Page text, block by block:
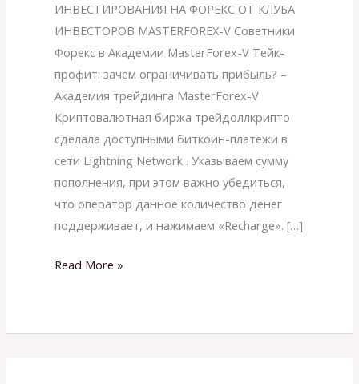
ИНВЕСТИРОВАНИЯ НА ФОРЕКС ОТ КЛУБА
ИНВЕСТОРОВ MASTERFOREX-V Советники
Форекс в Академии MasterForex-V Тейк-
профит: зачем ограничивать прибыль? –
Академия трейдинга MasterForex-V
Криптовалютная биржа трейдоллкрипто
сделала доступными биткоин-платежи в
сети Lightning Network . Указываем сумму
пополнения, при этом важно убедиться,
что оператор данное количество денег
поддерживает, и нажимаем «Recharge». […]
Read More »